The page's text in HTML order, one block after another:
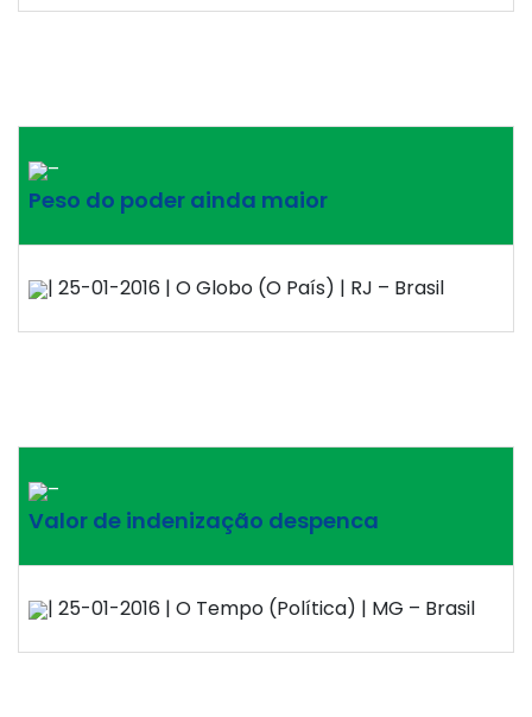
–
Peso do poder ainda maior
| 25-01-2016 | O Globo (O País) | RJ – Brasil
–
Valor de indenização despenca
| 25-01-2016 | O Tempo (Política) | MG – Brasil